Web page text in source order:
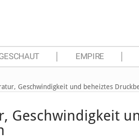
EMPIRE
Geschwindigkeit und beheiztes
Geschwindigkeit